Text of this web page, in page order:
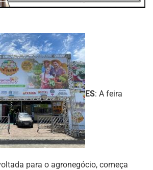
ES: A feira
para o agronegócio, começa